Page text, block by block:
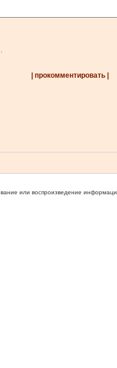
| прокомментировать |
или воспроизведение